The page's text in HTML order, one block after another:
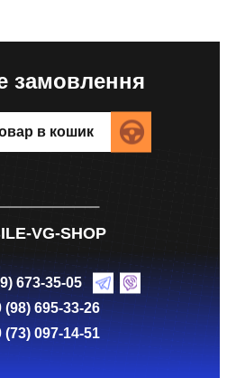
замовлення
в кошик
VG-SHOP
673-35-05
(98) 695-33-26
(73) 097-14-51